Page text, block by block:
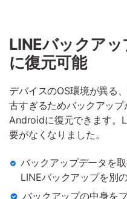
LINEバックアッ
に復元可能
デバイスのOS環境が異る
古すぎるためバックアッ
Androidに復元できます。
要がなくなりました。
バックアップデータを
LINEバックアップを別
バックアップの中身を